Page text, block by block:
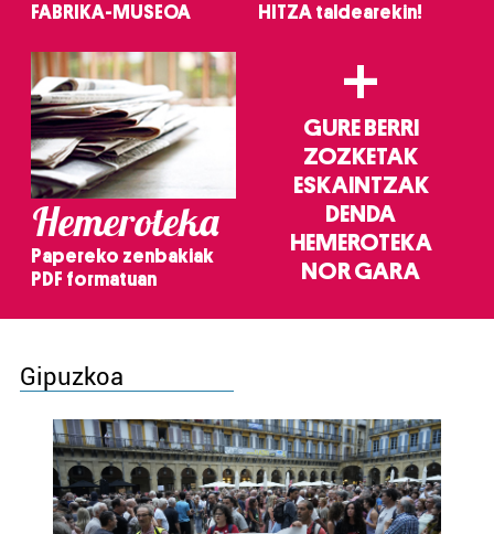
FABRIKA-MUSEOA
HITZA taldearekin!
Hemeroteka
Papereko zenbakiak
PDF formatuan
+
GURE BERRI
ZOZKETAK
ESKAINTZAK
DENDA
HEMEROTEKA
NOR GARA
Gipuzkoa